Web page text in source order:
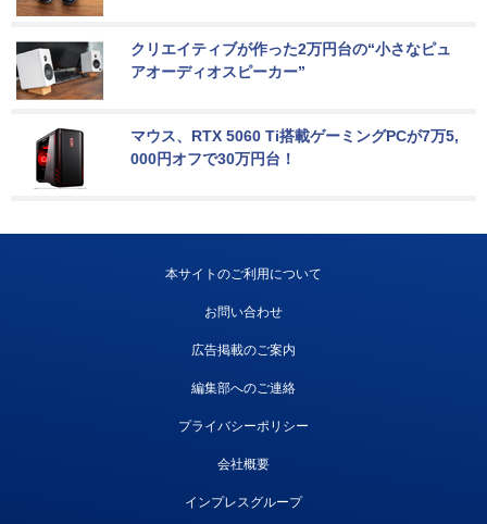
クリエイティブが作った2万円台の“小さなピュ
アオーディオスピーカー”
マウス、RTX 5060 Ti搭載ゲーミングPCが7万5,
000円オフで30万円台！
本サイトのご利用について
お問い合わせ
広告掲載のご案内
編集部へのご連絡
プライバシーポリシー
会社概要
インプレスグループ